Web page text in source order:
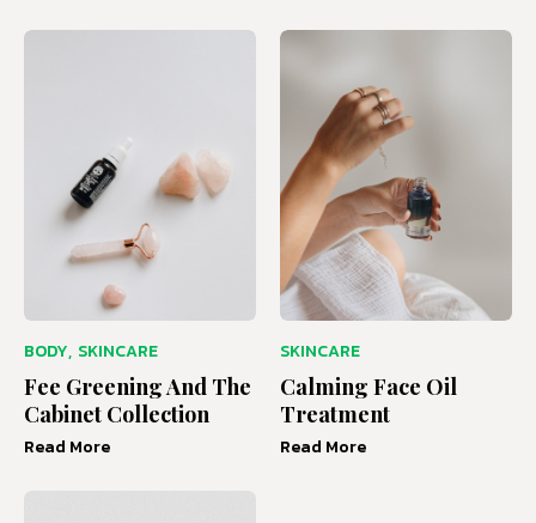
BODY, SKINCARE
Fee Greening And The
Cabinet Collection
Read More
SKINCARE
Calming Face Oil
Treatment
Read More